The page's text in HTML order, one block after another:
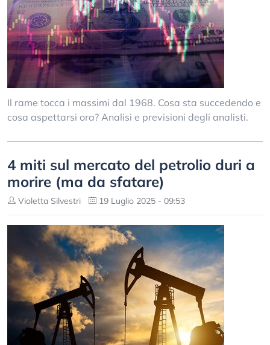
Il rame tocca i massimi dal 1968. Cosa sta succedendo e
cosa aspettarsi ora? Analisi e previsioni degli analisti.
4 miti sul mercato del petrolio duri a
morire (ma da sfatare)
Violetta Silvestri 19 Luglio 2025 - 09:53